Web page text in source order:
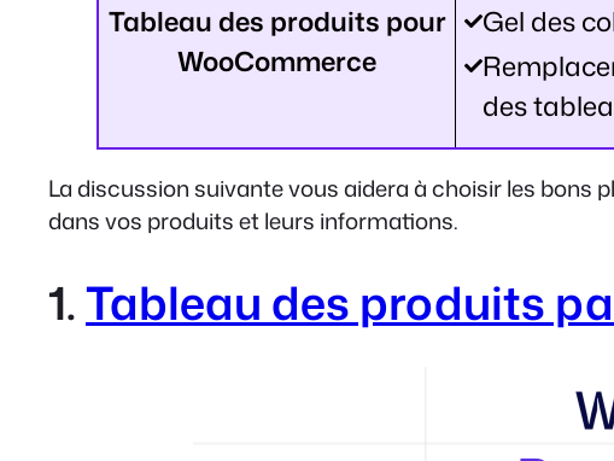
Tableau des produits pour
WooCommerce
Gel des
des
La discussion suivante vous aidera à choisir les bons
dans vos produits et leurs informations.
1.Tableau des produits